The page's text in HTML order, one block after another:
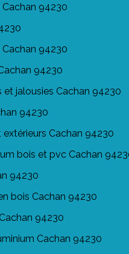
94230
94230
94230
jalousies Cachan 94230
94230
Cachan 94230
bois et pvc Cachan
94230
bois Cachan 94230
94230
Cachan 94230